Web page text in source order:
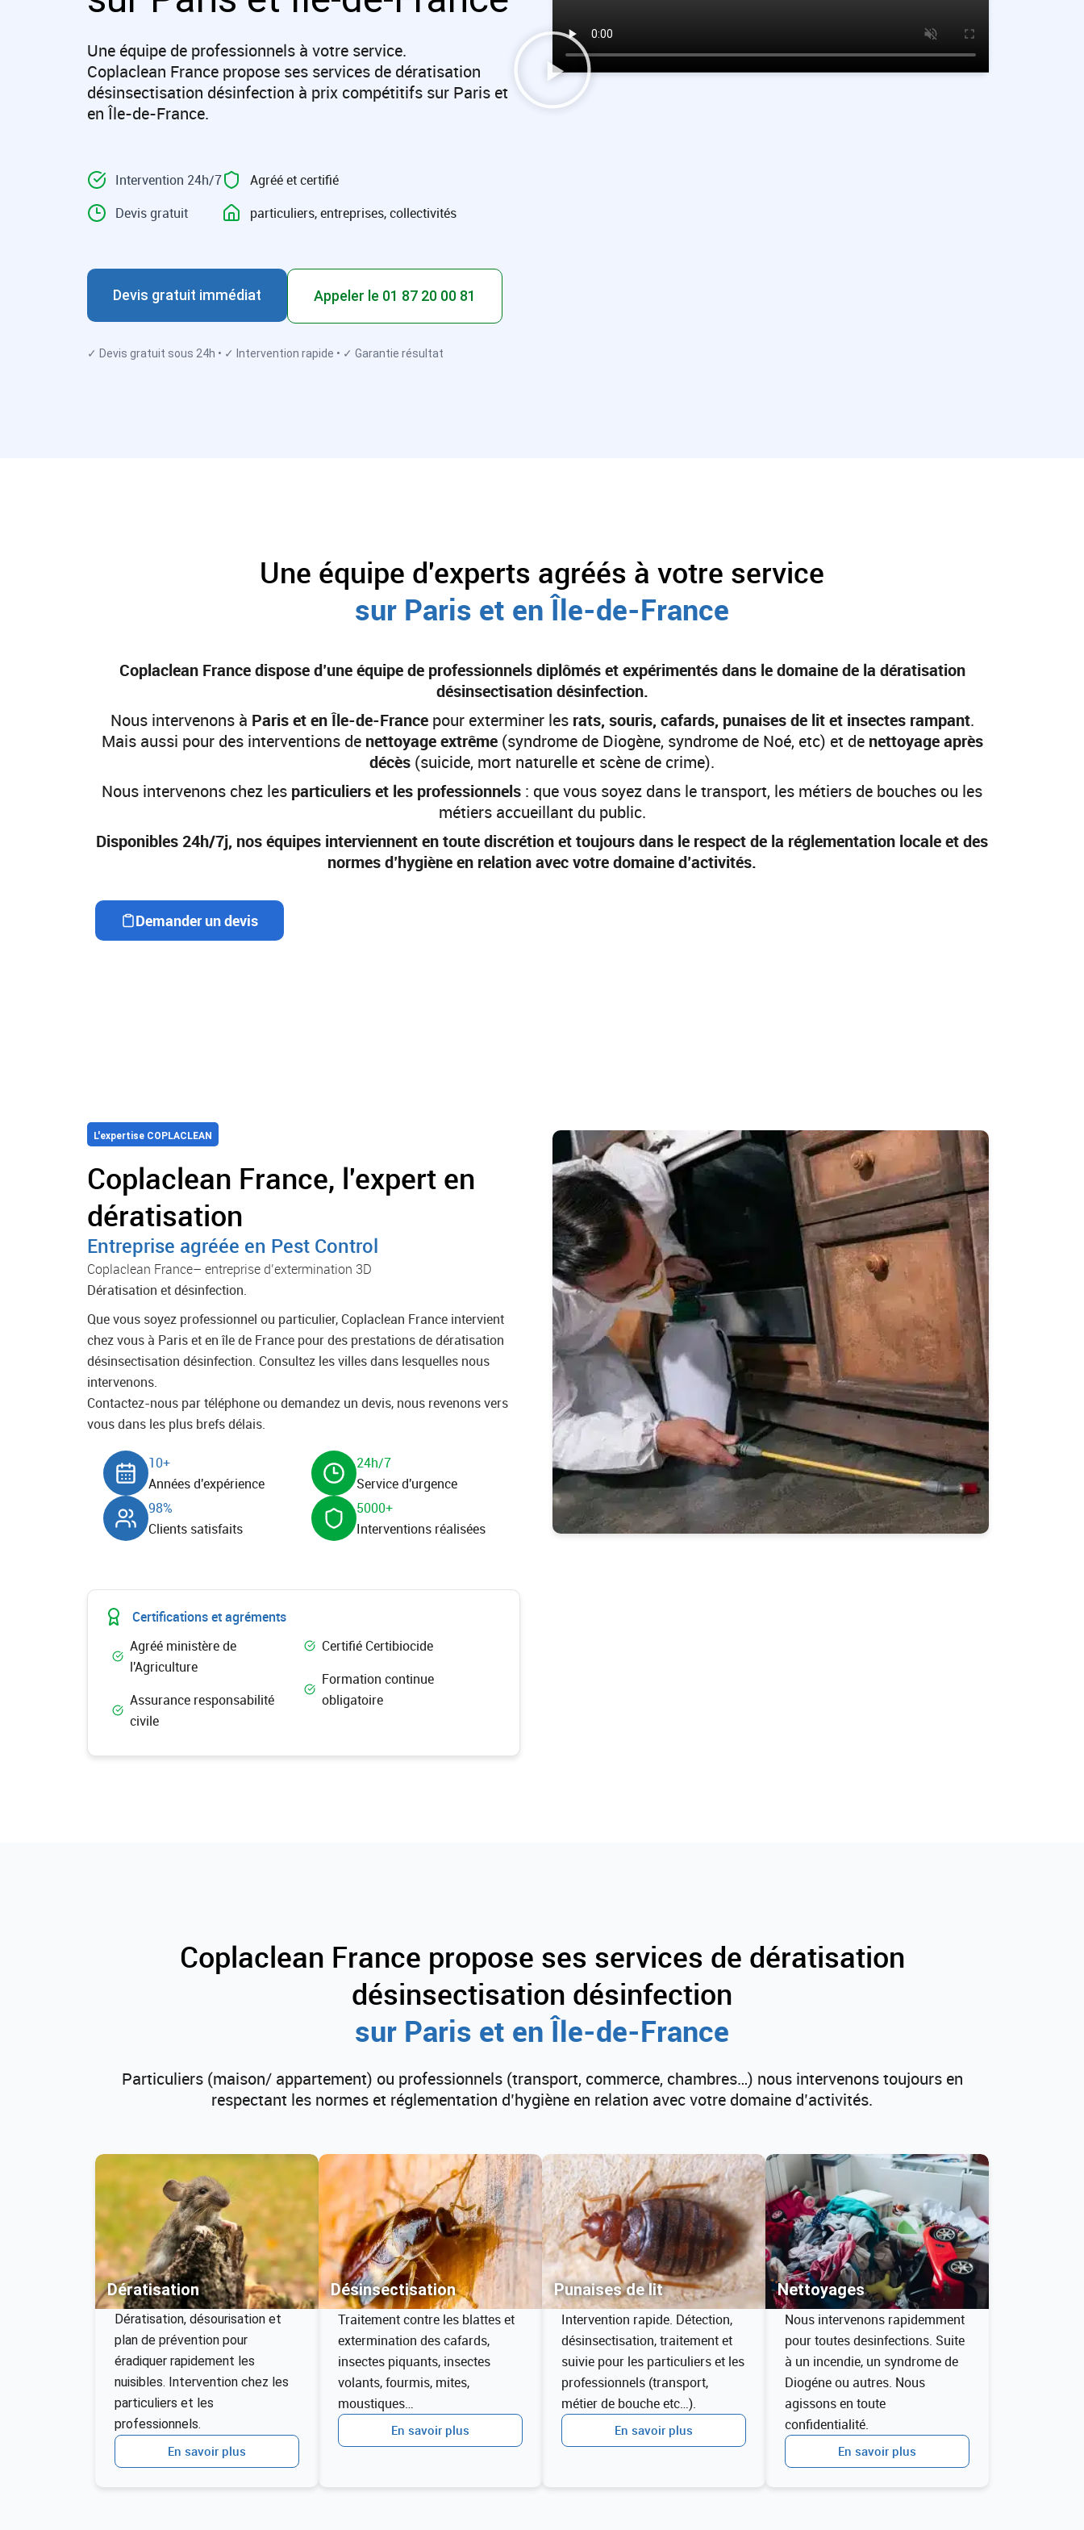
Une équipe de professionnels à votre service.
Coplaclean France propose ses services de dératisation
désinsectisation désinfection à prix compétitifs sur Paris et
en Île-de-France.
Intervention 24h/7​
Devis gratuit
​Agréé et certifié​
particuliers, entreprises, collectivités​
Devis gratuit immédiat Appeler le 01 87 20 00 81
✓ Devis gratuit sous 24h • ✓ Intervention rapide • ✓ Garantie résultat
Une équipe d'experts agréés à votre service
sur Paris et en Île-de-France
Coplaclean France dispose d’une équipe de professionnels diplômés et expérimentés dans le domaine de la dératisation
désinsectisation désinfection.
Nous intervenons à Paris et en Île-de-Francepour exterminer les rats, souris, cafards, punaises de lit et insectes rampant.
Mais aussi pour des interventions de nettoyage extrême(syndrome de Diogène, syndrome de Noé, etc) et de nettoyage après
décès (suicide, mort naturelle et scène de crime).
Nous intervenons chez les particuliers et les professionnels : que vous soyez dans le transport, les métiers de bouches ou les
métiers accueillant du public.
Disponibles 24h/7j, nos équipes interviennent en toute discrétion et toujours dans le respect de la réglementation locale et des
normes d’hygiène en relation avec votre domaine d’activités.
Demander un devis
L'expertise COPLACLEAN
Coplaclean France, l'expert en
dératisation
Entreprise agréée en Pest Control
Coplaclean France– entreprise d’extermination 3D
Dératisation et désinfection.
Que vous soyez professionnel ou particulier, Coplaclean France intervient
chez vous à Paris et en île de France pour des prestations de dératisation
désinsectisation désinfection. Consultez les villes dans lesquelles nous
intervenons.
Contactez-nous par téléphone ou demandez un devis, nous revenons vers
vous dans les plus brefs délais.
10+
Années d'expérience
98%
Clients satisfaits
24h/7
Service d'urgence
5000+
Interventions réalisées
Certifications et agréments​
Agréé ministère de
l'Agriculture
Assurance responsabilité
civile
Certifié Certibiocide
Formation continue
obligatoire
Coplaclean France propose ses services de dératisation
désinsectisation désinfection
sur Paris et en Île-de-France
Particuliers (maison/ appartement) ou professionnels (transport, commerce, chambres…) nous intervenons toujours en
respectant les normes et réglementation d’hygiène en relation avec votre domaine d’activités.
Dératisation
Dératisation, désourisation et
plan de prévention pour
éradiquer rapidement les
nuisibles. Intervention chez les
particuliers et les
professionnels.
En savoir plus
Désinsectisation​
Traitement contre les blattes et
extermination des cafards,
insectes piquants, insectes
volants, fourmis, mites,
moustiques…
En savoir plus
Punaises de lit
Intervention rapide. Détection,
désinsectisation, traitement et
suivie pour les particuliers et les
professionnels (transport,
métier de bouche etc…).
En savoir plus
Nettoyages
Nous intervenons rapidemment
pour toutes desinfections. Suite
à un incendie, un syndrome de
Diogéne ou autres. Nous
agissons en toute
confidentialité.
En savoir plus